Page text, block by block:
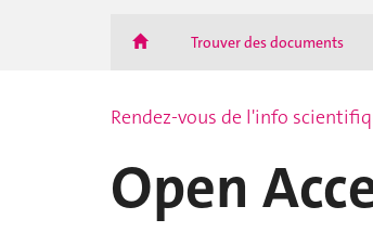
Trouver des documents
Rendez-vous de l'info
Open